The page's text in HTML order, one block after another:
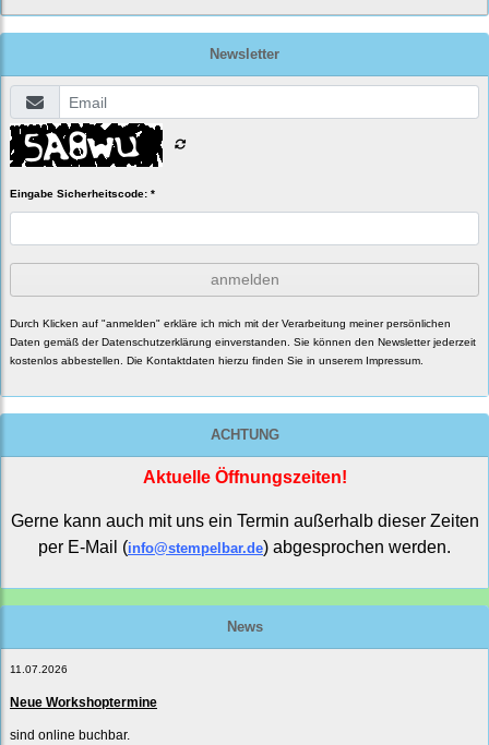
Newsletter
Eingabe Sicherheitscode: *
anmelden
Durch Klicken auf "anmelden" erkläre ich mich mit der Verarbeitung meiner persönlichen
Daten gemäß der Datenschutzerklärung einverstanden. Sie können den Newsletter jederzeit
kostenlos abbestellen. Die Kontaktdaten hierzu finden Sie in unserem Impressum.
ACHTUNG
Aktuelle Öffnungszeiten!
Gerne kann auch mit uns ein Termin außerhalb dieser Zeiten
per E-Mail (info@stempelbar.de) abgesprochen werden.
News
11.07.2026
Neue Workshoptermine
sind online buchbar.